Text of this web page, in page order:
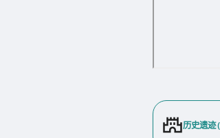
历史遗迹